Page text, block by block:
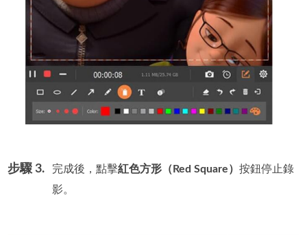
步驟 3. 完成後，點擊紅色方形（Red Square）按鈕停止錄
影。